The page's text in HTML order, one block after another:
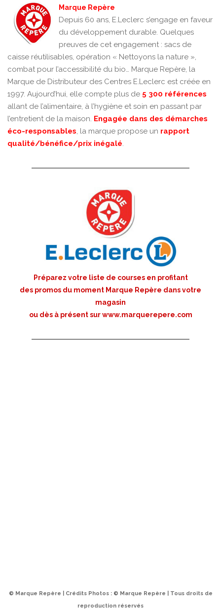
Marque Repère
Depuis 60 ans, E.Leclerc s’engage en faveur
du développement durable. Quelques
preuves de cet engagement : sacs de
caisse réutilisables, opération « Nettoyons la nature »,
combat pour l’accessibilité du bio… Marque Repère, la
Marque de Distributeur des Centres E.Leclerc est créée en
1997. Aujourd’hui, elle compte plus de 5 300 références
allant de l’alimentaire, à l’hygiène et soin en passant par
l’entretient de la maison. Engagée dans des démarches
éco-responsables, la marque propose un rapport
qualité/bénéfice/prix inégalé.
Préparez votre liste de courses en profitant
des promos du moment Marque Repère dans votre
magasin
ou dès à présent surwww.marquerepere.com
© Marque Repère | Crédits Photos : © Marque Repère | Tous droits de
reproduction réservés